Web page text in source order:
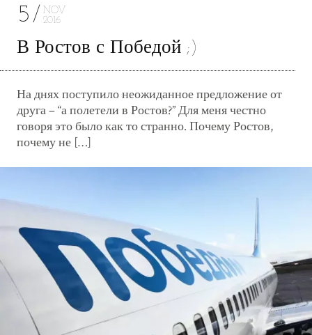
5
NOV
2016
В Ростов с Победой ;)
На днях поступило неожиданное предложение от
друга – “а полетели в Ростов?” Для меня честно
говоря это было как то странно. Почему Ростов,
почему не […]